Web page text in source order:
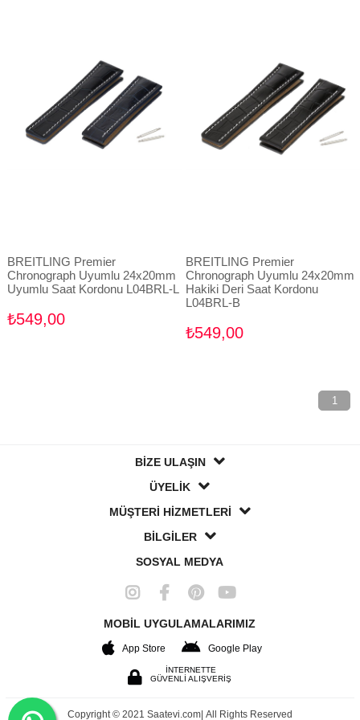
BREITLING Premier
Chronograph Uyumlu 24x20mm
Uyumlu Saat Kordonu L04BRL-L
₺549,00
BREITLING Premier
Chronograph Uyumlu 24x20mm
Hakiki Deri Saat Kordonu
L04BRL-B
₺549,00
1
BİZE ULAŞIN
ÜYELİK
MÜŞTERİ HİZMETLERİ
BİLGİLER
SOSYAL MEDYA
MOBİL UYGULAMALARIMIZ
App Store Google Play
İNTERNETTE
GÜVENLİ ALIŞVERİŞ
Copyright © 2021 Saatevi.com| All Rights Reserved